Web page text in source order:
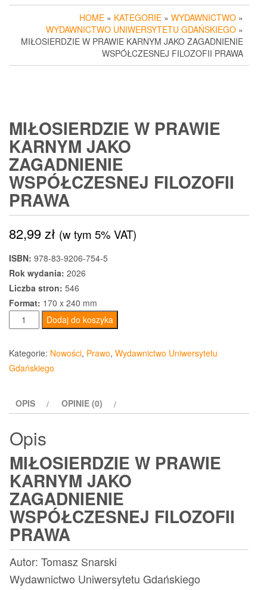
HOME » KATEGORIE » WYDAWNICTWO »
WYDAWNICTWO UNIWERSYTETU GDAŃSKIEGO »
MIŁOSIERDZIE W PRAWIE KARNYM JAKO ZAGADNIENIE
WSPÓŁCZESNEJ FILOZOFII PRAWA
MIŁOSIERDZIE W PRAWIE
KARNYM JAKO
ZAGADNIENIE
WSPÓŁCZESNEJ FILOZOFII
PRAWA
82,99zł (w tym 5% VAT)
ISBN: 978-83-9206-754-5
Rok wydania: 2026
Liczba stron: 546
Format: 170 x 240 mm
ilość
Miłosierdzie
w
prawie
zagadnienie
filozofii
prawa
Dodaj do koszyka
Kategorie: Nowości, Prawo, Wydawnictwo Uniwersytetu
Gdańskiego
OPIS OPINIE (0)
Opis
MIŁOSIERDZIE W PRAWIE
KARNYM JAKO
ZAGADNIENIE
WSPÓŁCZESNEJ FILOZOFII
PRAWA
Autor: Tomasz Snarski
Wydawnictwo Uniwersytetu Gdańskiego